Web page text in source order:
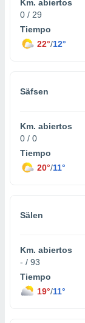
Km. abiertos
0 / 29
Tiempo
22°/12°
Säfsen
Km. abiertos
0 / 0
Tiempo
20°/11°
Sälen
Km. abiertos
- / 93
Tiempo
19°/11°